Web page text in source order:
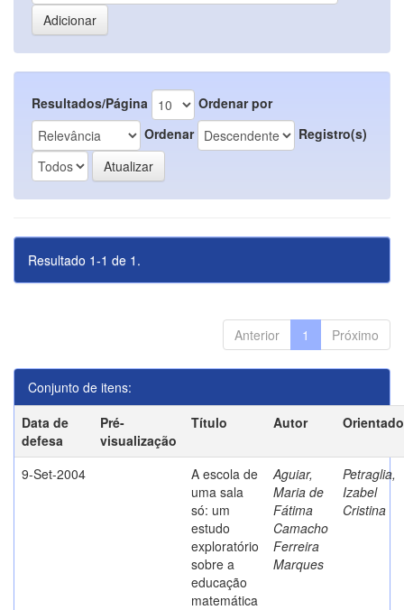
Resultados/Página
Ordenar por
Ordenar
Registro(s)
Resultado 1-1 de 1.
Anterior 1 Próximo
Conjunto de itens:
Data de
defesa
Pré-
visualização
Título Autor
9-Set-2004
A escola de
uma sala
só: um
estudo
exploratório
sobre a
educação
matemática
Aguiar,
Maria de
Fátima
Camacho
Ferreira
Marques
Petraglia,
Izabel
Cristina